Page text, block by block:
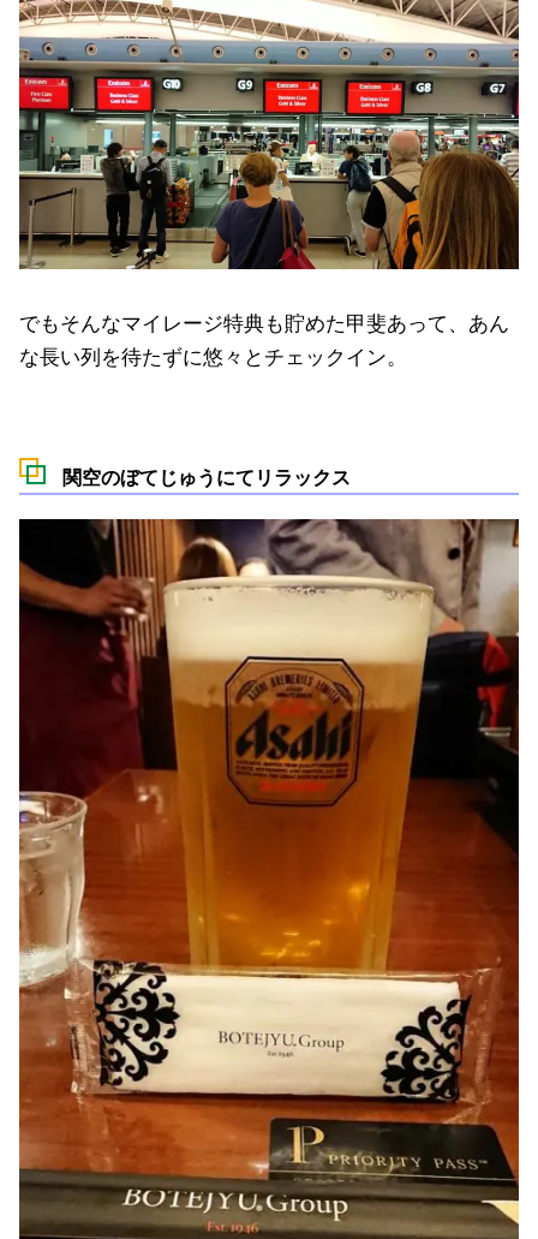
でもそんなマイレージ特典も貯めた甲斐あって、あん
な長い列を待たずに悠々とチェックイン。
関空のぼてじゅうにてリラックス